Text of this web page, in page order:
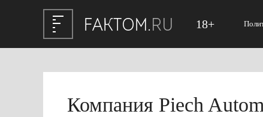
18+
Компания Piech